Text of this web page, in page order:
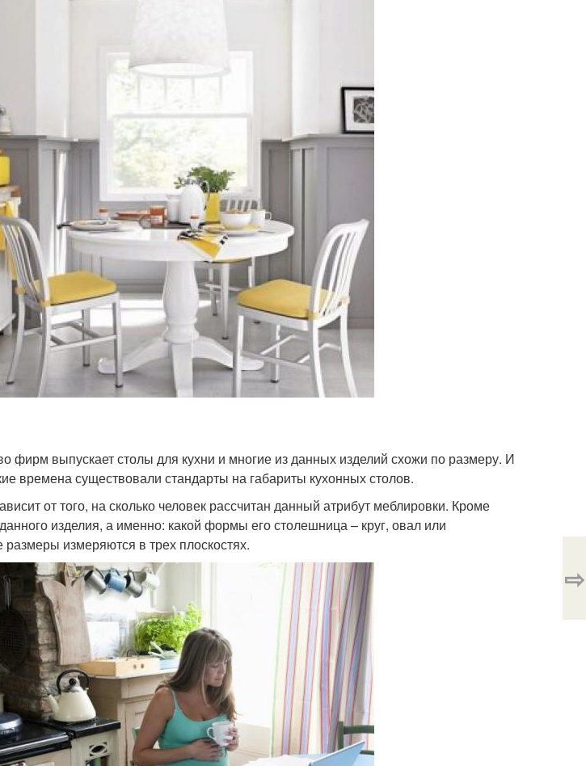
фирм выпускает столы для кухни и многие из данных изделий схожи по размеру. И
времена существовали стандарты на габариты кухонных столов.
от того, на сколько человек рассчитан данный атрибут меблировки. Кроме
изделия, а именно: какой формы его столешница – круг, овал или
измеряются в трех плоскостях.
⇨